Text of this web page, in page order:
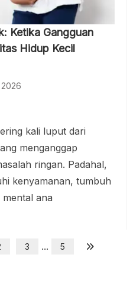
Ketika Gangguan
Hidup Kecil
kali luput dari
menganggap
ringan. Padahal,
kenyamanan, tumbuh
ana
3 ... 5